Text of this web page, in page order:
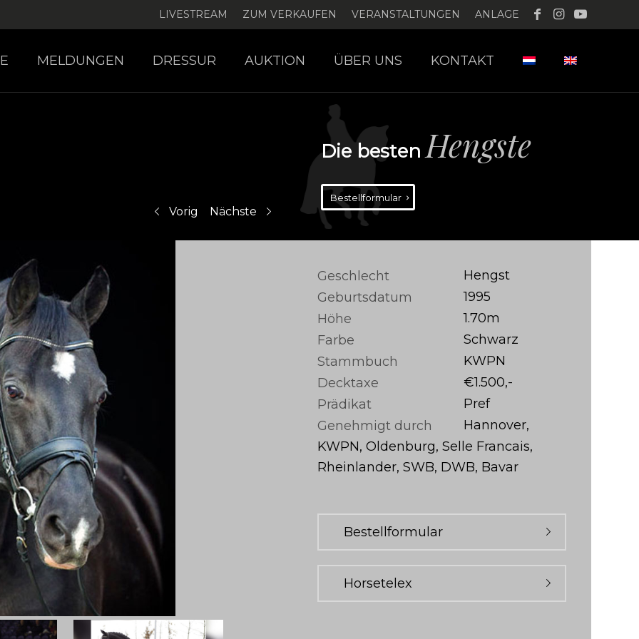
LIVESTREAM ZUM VERKAUFEN VERANSTALTUNGEN ANLAGE
MELDUNGEN DRESSUR AUKTION ÜBER UNS KONTAKT
Nächste
Vorig
Die besten Hengste
Bestellformular
Geschlecht
Hengst
Geburtsdatum
1995
Höhe
1.70m
Farbe
Schwarz
Stammbuch
KWPN
Decktaxe
€1.500,-
Prädikat
Pref
Genehmigt durch
Hannover,
KWPN, Oldenburg, Selle Francais,
Rheinlander, SWB, DWB, Bavar
Bestellformular
Horsetelex